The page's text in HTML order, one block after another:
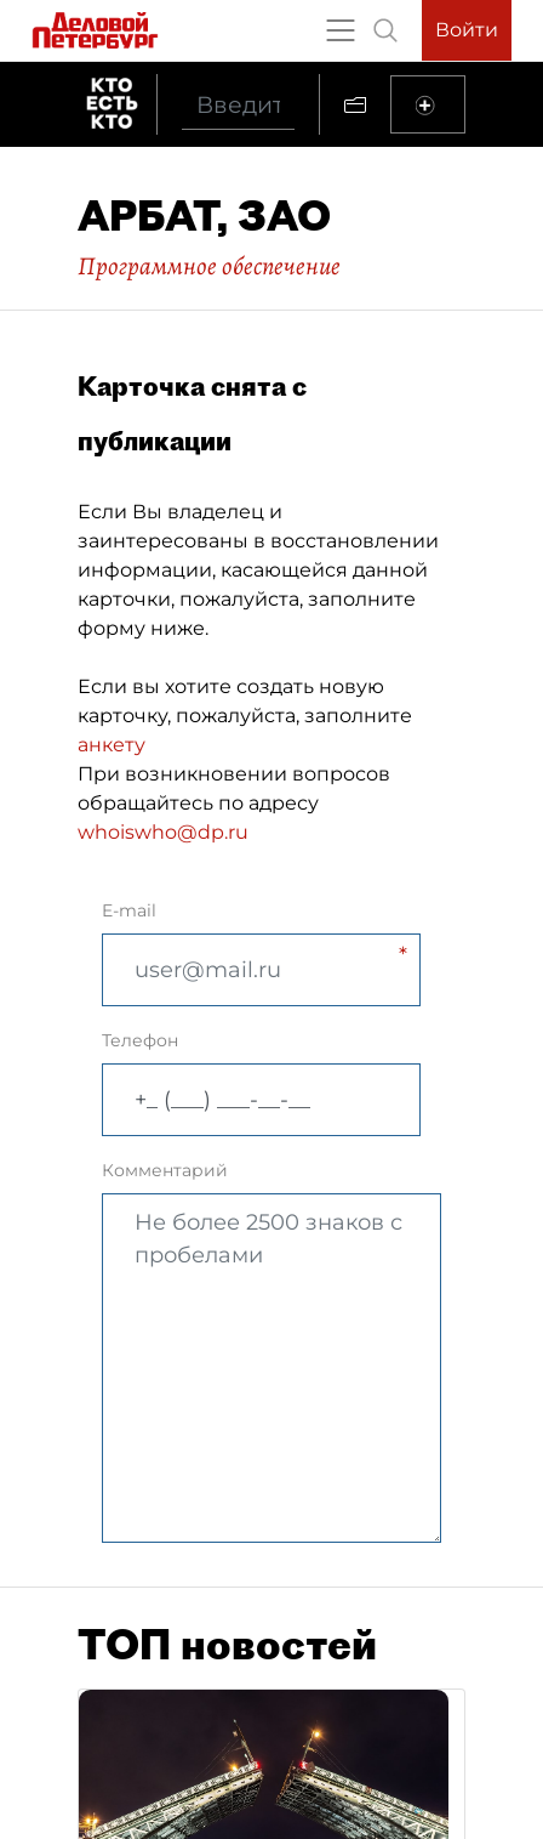
Войти
АРБАТ, ЗАО
Программное обеспечение
Карточка снята с
публикации
Если Вы владелец и
заинтересованы в восстановлении
информации, касающейся данной
карточки, пожалуйста, заполните
форму ниже.
Если вы хотите создать новую
карточку, пожалуйста, заполните
анкету
При возникновении вопросов
обращайтесь по адресу
whoiswho@dp.ru
E-mail
Телефон
Комментарий
ТОП новостей